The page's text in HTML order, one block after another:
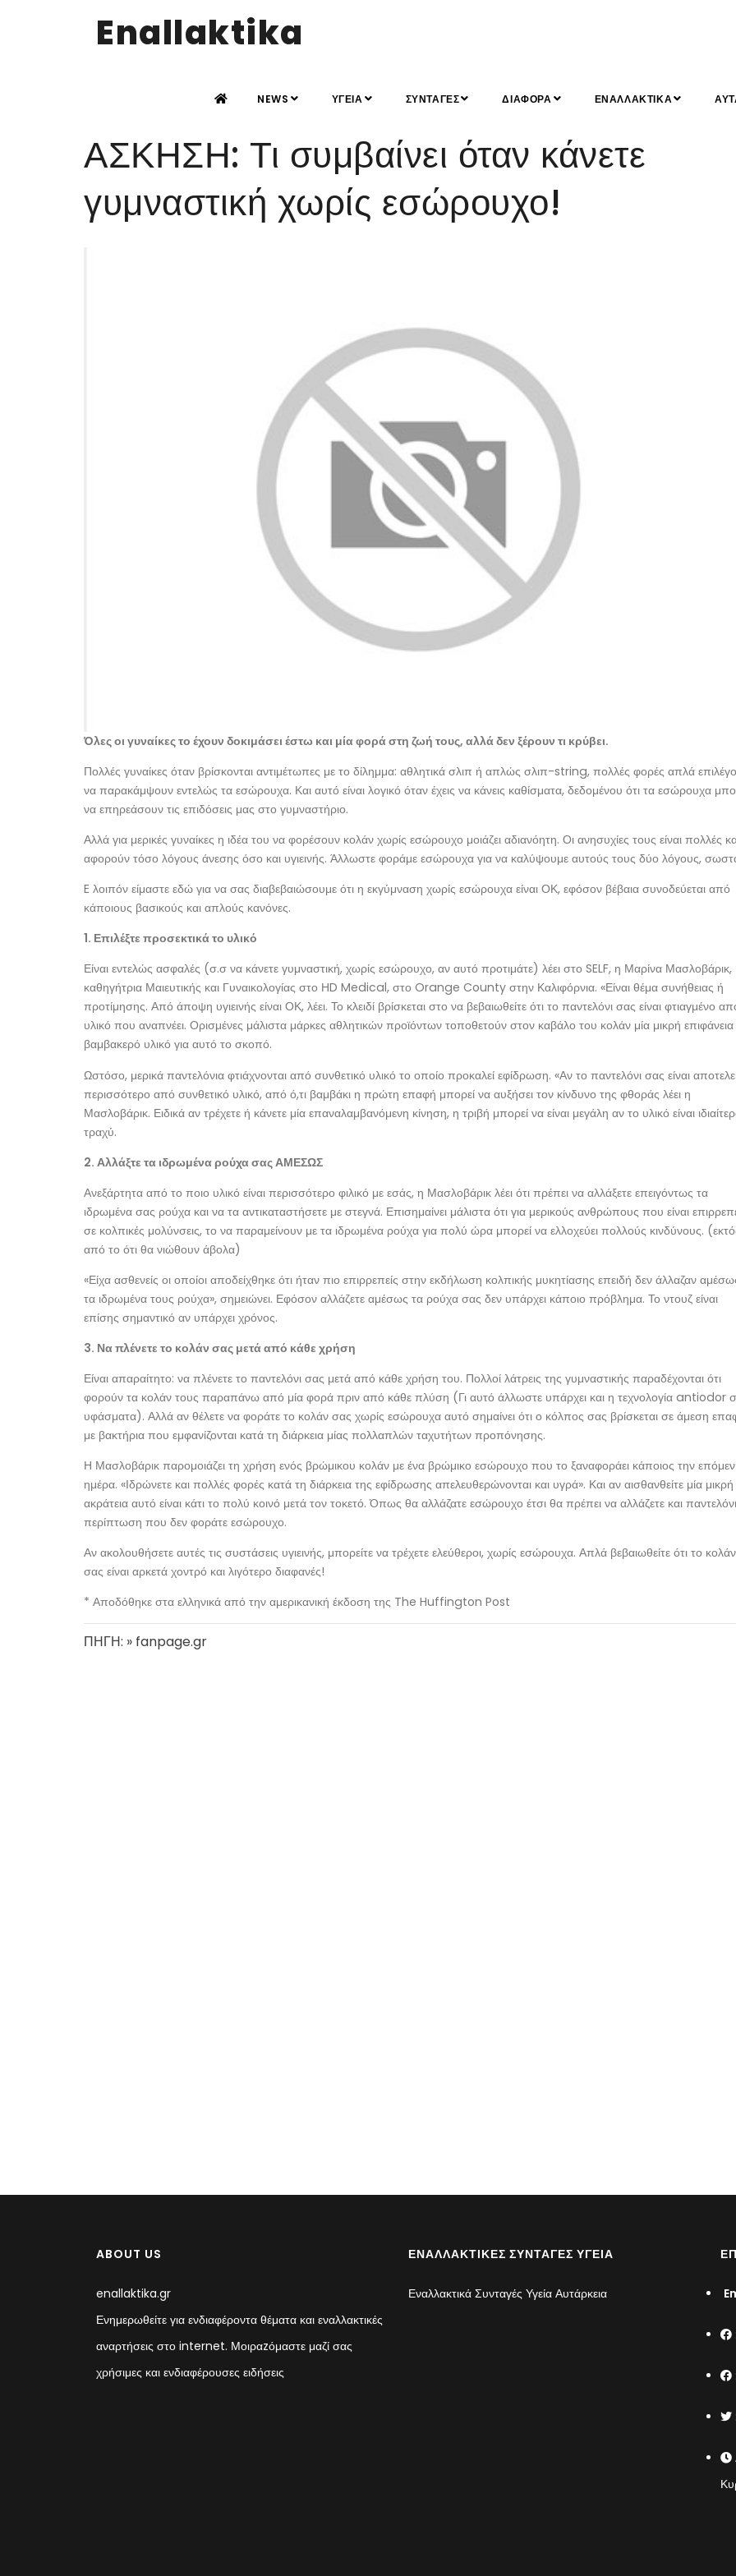
Enallaktika
NEWS ΥΓΕΙΑ ΣΥΝΤΑΓΕΣ ΔΙΑΦΟΡΑ ΕΝΑΛΛΑΚΤΙΚΑ
ΑΣΚΗΣΗ: Τι συμβαίνει όταν κάνετε
γυμναστική χωρίς εσώρουχο!
Όλες οι γυναίκες το έχουν δοκιμάσει έστω και μία φορά στη ζωή τους, αλλά δεν ξέρουν τι κρύβει.
Πολλές γυναίκες όταν βρίσκονται αντιμέτωπες με το δίλημμα: αθλητικά σλιπ ή απλώς σλιπ-string, πολλές φορές απλά
να παρακάμψουν εντελώς τα εσώρουχα. Και αυτό είναι λογικό όταν έχεις να κάνεις καθίσματα, δεδομένου ότι τα εσώρουχα
να επηρεάσουν τις επιδόσεις μας στο γυμναστήριο.
Αλλά για μερικές γυναίκες η ιδέα του να φορέσουν κολάν χωρίς εσώρουχο μοιάζει αδιανόητη. Οι ανησυχίες τους είναι πολλές
αφορούν τόσο λόγους άνεσης όσο και υγιεινής. Άλλωστε φοράμε εσώρουχα για να καλύψουμε αυτούς τους δύο λόγους,
E λοιπόν είμαστε εδώ για να σας διαβεβαιώσουμε ότι η εκγύμναση χωρίς εσώρουχα είναι ΟΚ, εφόσον βέβαια συνοδεύεται από
κάποιους βασικούς και απλούς κανόνες.
1. Επιλέξτε προσεκτικά το υλικό
Είναι εντελώς ασφαλές (σ.σ να κάνετε γυμναστική, χωρίς εσώρουχο, αν αυτό προτιμάτε) λέει στο SELF, η Μαρίνα Μασλοβάρικ,
καθηγήτρια Μαιευτικής και Γυναικολογίας στο ΗD Medical, στο Orange County στην Καλιφόρνια. «Είναι θέμα συνήθειας ή
προτίμησης. Από άποψη υγιεινής είναι ΟΚ, λέει. Το κλειδί βρίσκεται στο να βεβαιωθείτε ότι το παντελόνι σας είναι φτιαγμένο
υλικό που αναπνέει. Ορισμένες μάλιστα μάρκες αθλητικών προϊόντων τοποθετούν στον καβάλο του κολάν μία μικρή
βαμβακερό υλικό για αυτό το σκοπό.
Ωστόσο, μερικά παντελόνια φτιάχνονται από συνθετικό υλικό το οποίο προκαλεί εφίδρωση. «Αν το παντελόνι σας είναι
περισσότερο από συνθετικό υλικό, από ό,τι βαμβάκι η πρώτη επαφή μπορεί να αυξήσει τον κίνδυνο της φθοράς λέει η
Μασλοβάρικ. Ειδικά αν τρέχετε ή κάνετε μία επαναλαμβανόμενη κίνηση, η τριβή μπορεί να είναι μεγάλη αν το υλικό είναι
τραχύ.
2. Αλλάξτε τα ιδρωμένα ρούχα σας ΑΜΕΣΩΣ
Ανεξάρτητα από το ποιο υλικό είναι περισσότερο φιλικό με εσάς, η Μασλοβάρικ λέει ότι πρέπει να αλλάξετε επειγόντως τα
ιδρωμένα σας ρούχα και να τα αντικαταστήσετε με στεγνά. Επισημαίνει μάλιστα ότι για μερικούς ανθρώπους που είναι
σε κολπικές μολύνσεις, το να παραμείνουν με τα ιδρωμένα ρούχα για πολύ ώρα μπορεί να ελλοχεύει πολλούς κινδύνους.
από το ότι θα νιώθουν άβολα)
«Είχα ασθενείς οι οποίοι αποδείχθηκε ότι ήταν πιο επιρρεπείς στην εκδήλωση κολπικής μυκητίασης επειδή δεν άλλαζαν
τα ιδρωμένα τους ρούχα», σημειώνει. Εφόσον αλλάζετε αμέσως τα ρούχα σας δεν υπάρχει κάποιο πρόβλημα. Το ντουζ είναι
επίσης σημαντικό αν υπάρχει χρόνος.
3. Να πλένετε το κολάν σας μετά από κάθε χρήση
Είναι απαραίτητο: να πλένετε το παντελόνι σας μετά από κάθε χρήση του. Πολλοί λάτρεις της γυμναστικής παραδέχονται ότι
φορούν τα κολάν τους παραπάνω από μία φορά πριν από κάθε πλύση (Γι αυτό άλλωστε υπάρχει και η τεχνολογία antiodor
υφάσματα). Αλλά αν θέλετε να φοράτε το κολάν σας χωρίς εσώρουχα αυτό σημαίνει ότι ο κόλπος σας βρίσκεται σε άμεση
με βακτήρια που εμφανίζονται κατά τη διάρκεια μίας πολλαπλών ταχυτήτων προπόνησης.
Η Μασλοβάρικ παρομοιάζει τη χρήση ενός βρώμικου κολάν με ένα βρώμικο εσώρουχο που το ξαναφοράει κάποιος την
ημέρα. «Ιδρώνετε και πολλές φορές κατά τη διάρκεια της εφίδρωσης απελευθερώνονται και υγρά». Και αν αισθανθείτε μία μικρή
ακράτεια αυτό είναι κάτι το πολύ κοινό μετά τον τοκετό. Όπως θα αλλάζατε εσώρουχο έτσι θα πρέπει να αλλάζετε και
περίπτωση που δεν φοράτε εσώρουχο.
Αν ακολουθήσετε αυτές τις συστάσεις υγιεινής, μπορείτε να τρέχετε ελεύθεροι, χωρίς εσώρουχα. Απλά βεβαιωθείτε ότι το κολάν
σας είναι αρκετά χοντρό και λιγότερο διαφανές!
* Αποδόθηκε στα ελληνικά από την αμερικανική έκδοση της The Huffington Post
ΠΗΓΗ: » fanpage.gr
ABOUT US
enallaktika.gr
Ενημερωθείτε για ενδιαφέροντα θέματα και εναλλακτικές
αναρτήσεις στο internet. Μοιραzόμαστε μαζί σας
χρήσιμες και ενδιαφέρουσες ειδήσεις
ΕΝΑΛΛΑΚΤΙΚΈΣ ΣΥΝΤΑΓΈΣ ΥΓΕΊΑ
Εναλλακτικά Συνταγές Υγεία Αυτάρκεια